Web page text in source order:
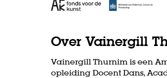
Over Vainergill
Vainergill Thurnim is een
opleiding Docent Dans,